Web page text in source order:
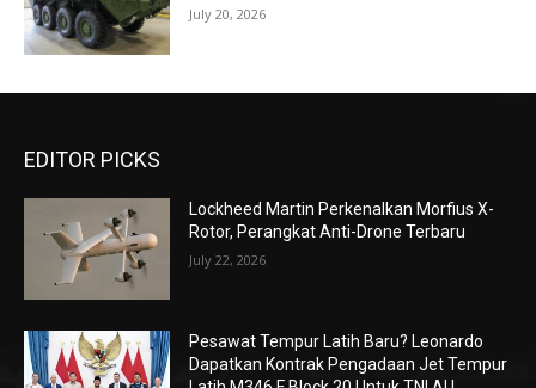
July 20, 2026
EDITOR PICKS
Lockheed Martin Perkenalkan Morfius X-
Rotor, Perangkat Anti-Drone Terbaru
July 22, 2026
Pesawat Tempur Latih Baru? Leonardo
Dapatkan Kontrak Pengadaan Jet Tempur